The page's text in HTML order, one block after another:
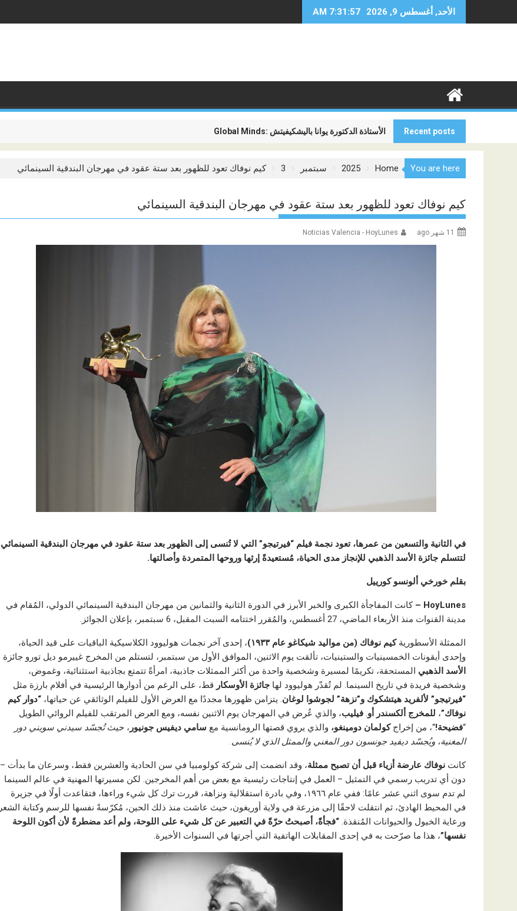
الأحد, أغسطس 9, 2026 7:31:58 AM
Recent posts Global Minds: الأستاذة الدكتورة يوانا باليشكيفيتش
المنافسة الجديدة بين شركات الطيران لم تعد تقتصر على نقل الركاب، بل أصبحت تدور حول ربط القارات
You are here
Home
2025 سبتمبر 3 كيم نوفاك تعود للظهور بعد ستة عقود في مهرجان البندقية السينمائي
كيم نوفاك تعود للظهور بعد ستة عقود في مهرجان البندقية السينمائي
11 شهر ago Noticias Valencia - HoyLunes
في الثانية والتسعين من عمرها، تعود نجمة فيلم “فيرتيجو” التي لا تُنسى إلى الظهور بعد ستة عقود في مهرجان البندقية السينمائي
لتتسلم جائزة الأسد الذهبي للإنجاز مدى الحياة، مُستعيدةً إرثها وروحها المتمردة وأصالتها.
بقلم خورخي ألونسو كورييل
HoyLunes –
كانت المفاجأة الكبرى والخبر الأبرز في الدورة الثانية والثمانين من مهرجان البندقية السينمائي الدولي، المُقام في
مدينة القنوات منذ الأربعاء الماضي، 27 أغسطس، والمُقرر اختتامه السبت المقبل، 6 سبتمبر، بإعلان الجوائز.
الممثلة الأسطوريةكيم نوفاك (من مواليد شيكاغو عام ١٩٣٣)
، إحدى آخر نجمات هوليوود الكلاسيكية الباقيات على قيد الحياة،
وإحدى أيقونات الخمسينيات والستينيات، تألقت يوم الاثنين، الموافق الأول من سبتمبر، لتستلم من المخرج غييرمو ديل تورو جائزة
الأسد الذهبي المستحقة، تكريمًا لمسيرة وشخصية واحدة من أكثر الممثلات جاذبية، امرأةً تتمتع بجاذبية استثنائية، وغموض،
وشخصية فريدة في تاريخ السينما. لم تُقدّر هوليوود لها جائزة الأوسكار قط، على الرغم من أدوارها الرئيسية في أفلام بارزة مثل
“فيرتيجو” لألفريد هيتشكوك و”نزهة” لجوشوا لوغان. يتزامن ظهورها مجددًا مع العرض الأول للفيلم الوثائقي عن حياتها، “دوار كيم
نوفاك”، للمخرج ألكسندر أو. فيليب، والذي عُرض في المهرجان يوم الاثنين نفسه، ومع العرض المرتقب للفيلم الروائي الطويل
“فضيحة!“، من إخراجكولمان دومينغو، والذي يروي قصتها الرومانسية مع سامي ديفيس جونيور ، حيثتُجسّد سيدني سويني دور
المغنية، ويُجسّد ديفيد جونسون دور المغني والممثل الذي لا يُنسى.
كانت نوفاك عارضة أزياء قبل أن تصبح ممثلة، وقد انضمت إلى شركة كولومبيا في سن الحادية والعشرين فقط، وسرعان ما بدأت –
دون أي تدريب رسمي في التمثيل – العمل في إنتاجات رئيسية مع بعض من أهم المخرجين. لكن مسيرتها المهنية في عالم السينما
لم تدم سوى اثني عشر عامًا: ففي عام ١٩٦٦، وفي بادرة استقلالية ونزاهة، قررت ترك كل شيء وراءها، فتقاعدت أولًا في جزيرة
في المحيط الهادئ، ثم انتقلت لاحقًا إلى مزرعة في ولاية أوريغون، حيث عاشت منذ ذلك الحين، مُكرّسةً نفسها للرسم وكتابة الشعر
ورعاية الخيول والحيوانات المُنقذة. “فجأةً، أصبحتُ حرّةً في التعبير عن كل شيء على اللوحة، ولم أعد مضطرةً لأن أكون اللوحة
نفسها”، هذا ما صرّحت به في إحدى المقابلات الهاتفية التي أجرتها في السنوات الأخيرة.